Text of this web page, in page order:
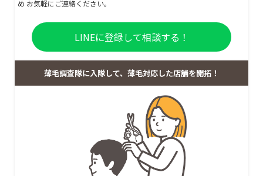
め お気軽にご連絡ください。
LINEに登録して相談する！
薄毛調査隊に入隊して、薄毛対応した店舗を開拓！